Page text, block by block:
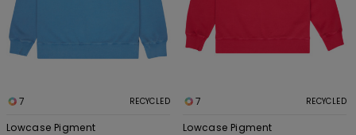
7 RECYCLED
Lowcase Pigment
7 RECYCLED
Lowcase Pigment